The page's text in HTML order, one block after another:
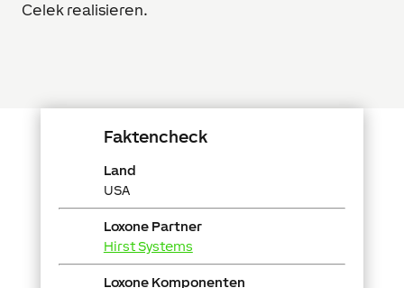
Celek realisieren.
Faktencheck
Land
USA
Loxone Partner
Hirst Systems
Loxone Komponenten